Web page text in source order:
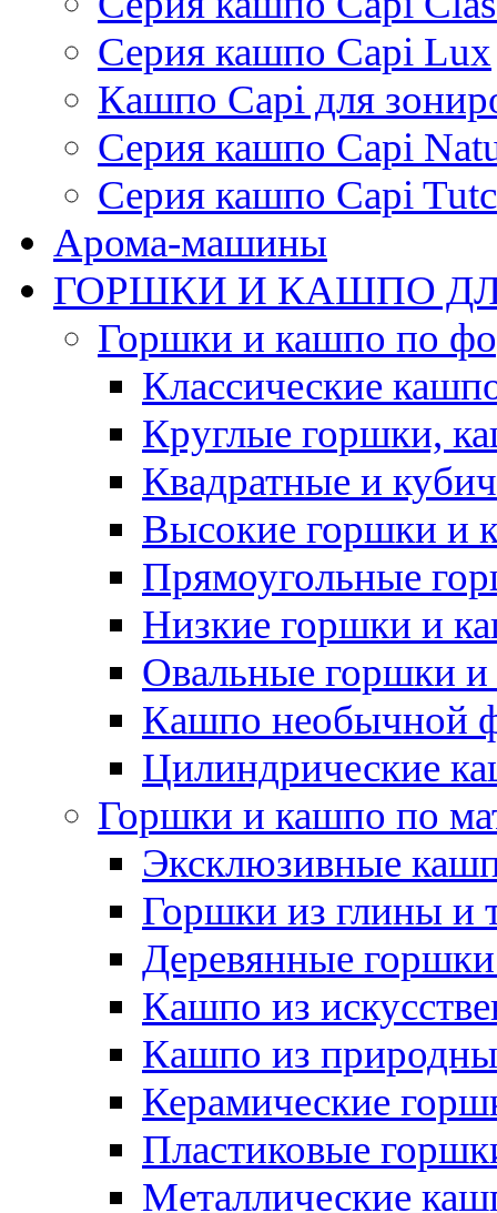
Серия кашпо Capi Lux
Кашпо Capi для
Серия кашпо Capi
Серия кашпо Capi
Арома-машины
ГОРШКИ И КАШПО
Горшки и кашпо по
Классические
Круглые горшки,
Квадратные и
Высокие горшки и
Прямоугольные
Низкие горшки и
Овальные горшки
Кашпо необычной
Цилиндрические
Горшки и кашпо по
Эксклюзивные
Горшки из глины и
Деревянные
Кашпо из
Кашпо из
Керамические
Пластиковые
Металлические